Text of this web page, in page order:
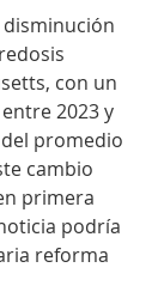
disminución
con un
2023 y
promedio
cambio
primera
podría
reforma